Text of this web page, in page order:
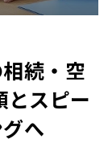
続・空
とスピー
へ